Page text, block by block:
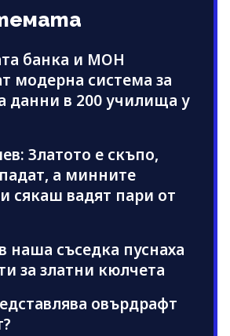
банка и МОН
модерна система за
данни в 200 училища у
Златото е скъпо,
а минните
сякаш вадят пари от
наша съседка пуснаха
за златни кюлчета
овърдрафт